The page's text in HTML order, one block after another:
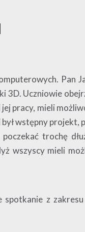
Pan
3D. Uczniowie
pracy, mieli
wstępny
trochę
wszyscy mieli
z